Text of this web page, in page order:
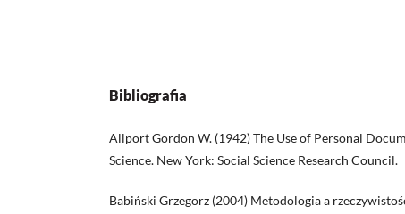
Bibliografia
Allport Gordon W. (1942) The Use of Personal
Science. New York: Social Science Research Council.
Babiński Grzegorz (2004) Metodologia a